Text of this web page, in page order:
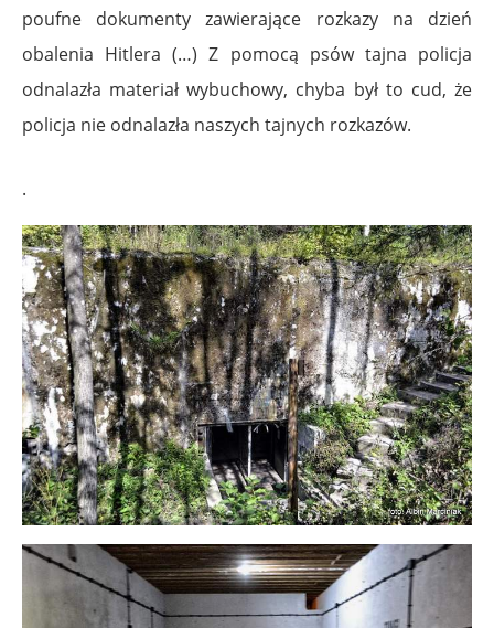
poufne dokumenty zawierające rozkazy na dzień
obalenia Hitlera (…) Z pomocą psów tajna policja
odnalazła materiał wybuchowy, chyba był to cud, że
policja nie odnalazła naszych tajnych rozkazów.
.